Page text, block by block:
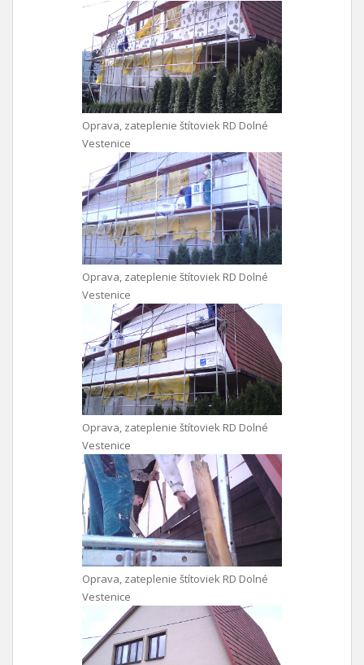
Oprava, zateplenie štítoviek RD Dolné
Vestenice
Oprava, zateplenie štítoviek RD Dolné
Vestenice
Oprava, zateplenie štítoviek RD Dolné
Vestenice
Oprava, zateplenie štítoviek RD Dolné
Vestenice